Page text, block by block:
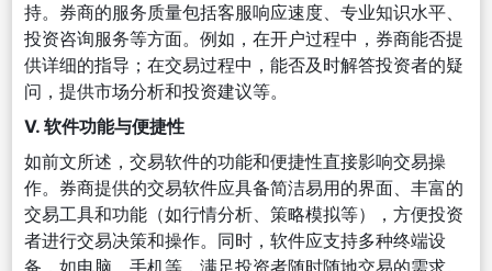
持。券商的服务质量包括客服响应速度、专业知识水平、
投资咨询服务等方面。例如，在开户过程中，券商能否提
供详细的指导；在交易过程中，能否及时解答投资者的疑
问，提供市场分析和投资建议等。
V. 软件功能与便捷性
如前文所述，交易软件的功能和便捷性直接影响交易操
作。券商提供的交易软件应具备简洁易用的界面、丰富的
交易工具和功能（如行情分析、策略模拟等），方便投资
者进行交易决策和操作。同时，软件应支持多种终端设